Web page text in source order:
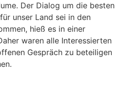
Der Dialog um die besten
unser Land sei in den
hieß es in einer
waren alle Interessierten
Gespräch zu beteiligen